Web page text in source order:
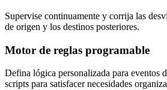
Supervise continuamente y corrija las
de origen y los destinos posteriores.
Motor de reglas programable
Defina lógica personalizada para eventos
scripts para satisfacer necesidades